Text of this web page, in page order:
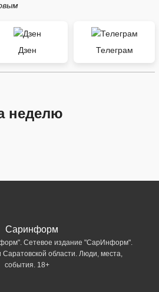
Дзен Телеграм
неделю
Сетевое издание "СарИнформ".
Саратовской области. Люди, места,
события. 18+